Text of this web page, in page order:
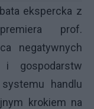
ekspercka z
prof.
negatywnych
i gospodarstw
handlu
krokiem na